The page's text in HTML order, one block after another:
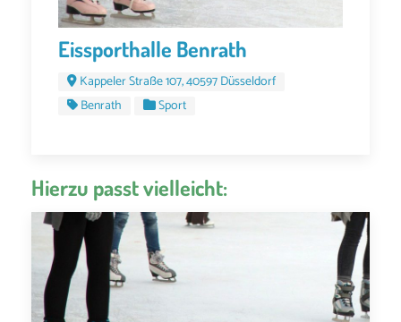
Eissporthalle Benrath
Kappeler Straße 107, 40597 Düsseldorf
Benrath
Sport
Hierzu passt vielleicht: